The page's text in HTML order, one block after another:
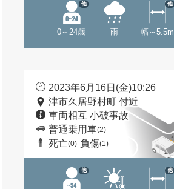
0～24歳
他
雨 幅～5.5m
他
2023年6月16日(金)10:26
津市久居野村町 付近
車両相互 小破事故
普通乗用車(2)
死亡(0) 負傷(1)
他 他